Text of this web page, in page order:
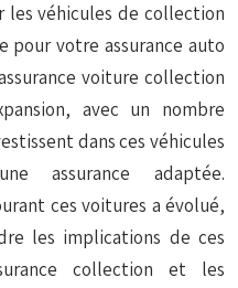
les véhicules de collection
pour votre assurance auto
voiture collection
avec un nombre
dans ces véhicules
assurance adaptée.
ces voitures a évolué,
les implications de ces
collection et les